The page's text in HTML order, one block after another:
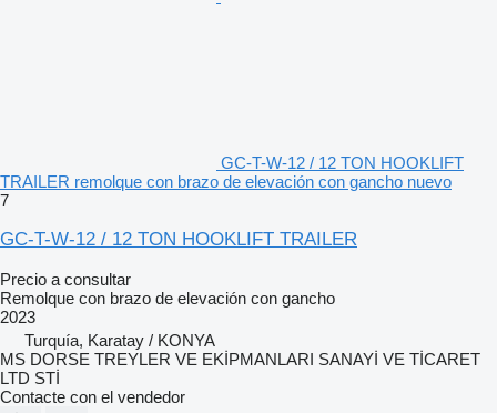
GC-T-W-12 / 12 TON HOOKLIFT
TRAILER remolque con brazo de elevación con gancho nuevo
7
GC-T-W-12 / 12 TON HOOKLIFT TRAILER
Precio a consultar
Remolque con brazo de elevación con gancho
2023
Turquía, Karatay / KONYA
MS DORSE TREYLER VE EKİPMANLARI SANAYİ VE TİCARET
LTD STİ
Contacte con el vendedor